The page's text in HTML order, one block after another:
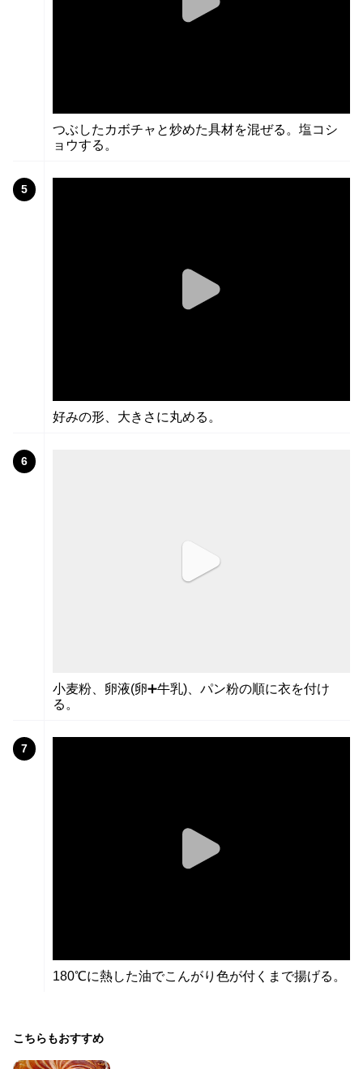
つぶしたカボチャと炒めた具材を混ぜる。塩コシ
ョウする。
5
好みの形、大きさに丸める。
6
小麦粉、卵液(卵➕牛乳)、パン粉の順に衣を付け
る。
7
180℃に熱した油でこんがり色が付くまで揚げる。
こちらもおすすめ